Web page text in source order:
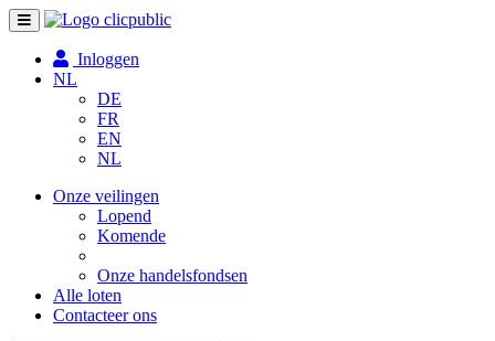
Toggle
navigation
Inloggen
NL
DE
FR
EN
NL
Onze veilingen
Lopend
Komende
Onze handelsfondsen
Alle loten
Contacteer ons